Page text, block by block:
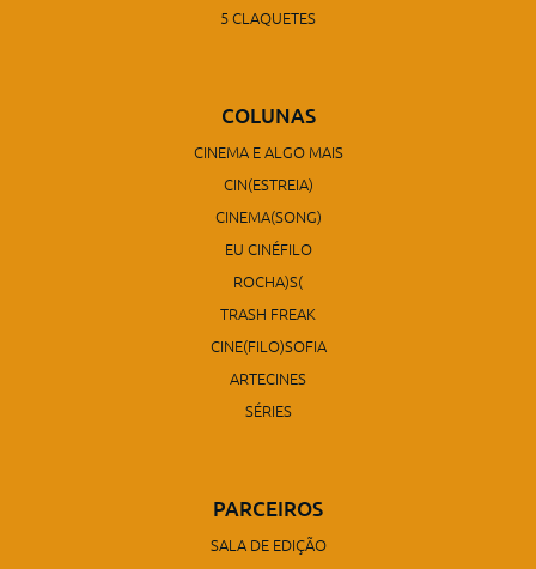
5 CLAQUETES
COLUNAS
CINEMA E ALGO MAIS
CIN(ESTREIA)
CINEMA(SONG)
EU CINÉFILO
ROCHA)S(
TRASH FREAK
CINE(FILO)SOFIA
ARTECINES
SÉRIES
PARCEIROS
SALA DE EDIÇÃO